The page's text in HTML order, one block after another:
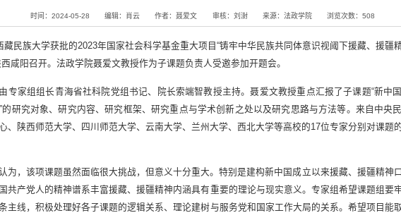
时间：2024-05-28 编辑：肖云 作者：聂爱文 审核：刘澍 来源：法政学院 浏览次数：508
藏民族大学获批的2023年国家社会科学基金重大项目“铸牢中华民族共同体意识视阈下援藏、援疆
咸阳召开。法政学院聂爱文教授作为子课题负责人受邀参加开题会。
专家组组长青海省社科院党组书记、院长索端智教授主持。聂爱文教授重点汇报了子课题“新中
的研究对象、研究内容、研究框架、研究重点与学术创新之处以及研究思路与方法等。来自中央
、陕西师范大学、四川师范大学、云南大学、兰州大学、西北大学等高校的17位专家分别对课题
为，该项课题虽然面临很大挑战，但意义十分重大。特别是建构新中国成立以来援藏、援疆精神
共产党人的精神谱系丰富援藏、援疆精神内涵具有重要的理论与现实意义。专家组希望课题组要
主线，积极处理好各子课题的逻辑关系、理论建树与服务党和国家工作大局的关系。希望项目能